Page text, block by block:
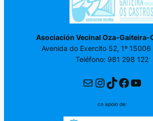
Asociación Vecinal Oza-Gaiteira-
Avenida do Exercito 52, 1º 15006
Teléfono: 981 298 122
Correo electrónico
Instagram
TikTok
co apoio de: